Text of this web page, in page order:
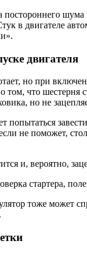
постороннего шума
в двигателе
двигателя
но при
том, что шестерня
но не
попытаться
не поможет,
и, вероятно,
стартера,
тоже может